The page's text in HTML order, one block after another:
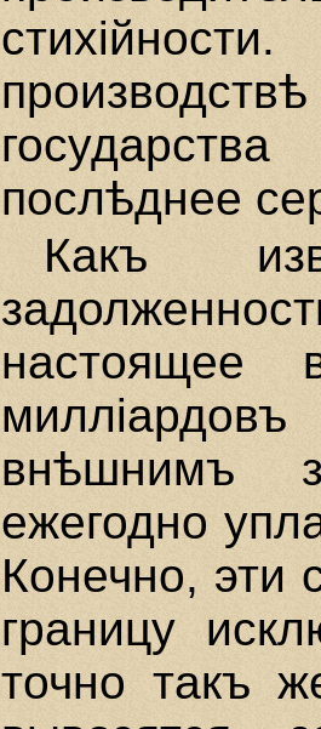
послѣднее
Какъ
внѣшнимъ
ежегодно
Конечно, эти
границу
точно такъ